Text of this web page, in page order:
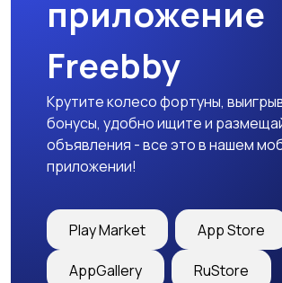
Детский транспорт
приложение
Freebby
Крутите колесо фортуны,
бонусы, удобно ищите и
объявления - все это в нашем
приложении!
Play Market App Store
AppGallery RuStore